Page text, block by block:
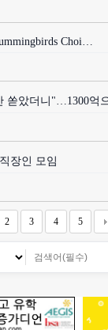
Choi…
쏟았더니"…1300억
장인 모임
2 3 4 5